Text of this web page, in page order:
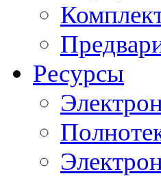
Ресурсы